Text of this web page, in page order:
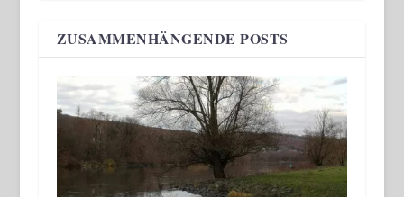
ZUSAMMENHÄNGENDE POSTS